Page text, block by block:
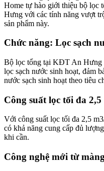
Home tự hào giới thiệu bộ lọc
Hưng với các tính năng vượt
sản phẩm này.
Chức năng: Lọc sạch
Bộ lọc tổng tại KĐT An Hưng
lọc sạch nước sinh hoạt, đảm
nước sạch sinh hoạt theo tiêu
Công suất lọc tối đa
Với công suất lọc tối đa 2,5
có khả năng cung cấp đủ
khi cần.
Công nghệ mới từ